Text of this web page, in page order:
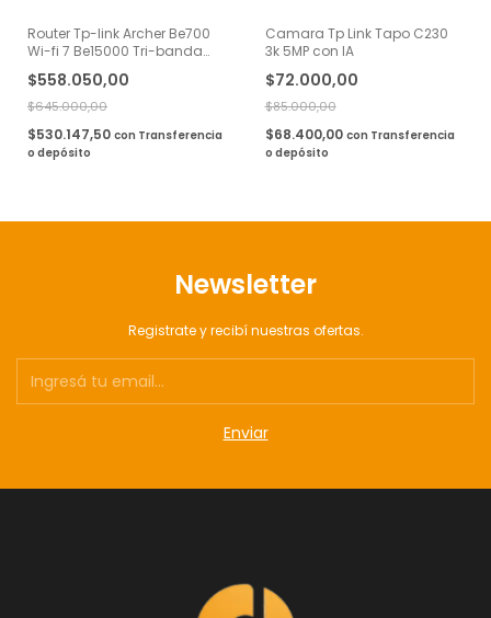
Router Tp-link Archer Be700
Wi-fi 7 Be15000 Tri-banda
$558.050,00
$645.000,00
$530.147,50 con Transferencia
o depósito
Camara Tp Link Tapo C230
3k 5MP con IA
$72.000,00
$85.000,00
$68.400,00 con Transferencia
o depósito
Newsletter
Registrate y recibí nuestras ofertas.